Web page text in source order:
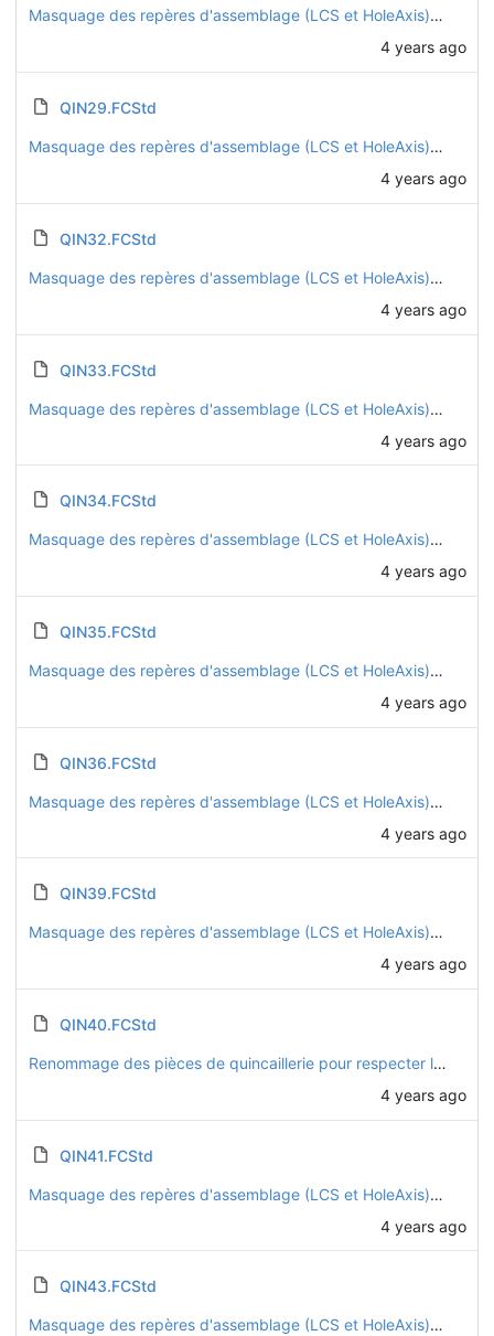
Masquage des repères d'assemblage (LCS et HoleAxis) sur toutes les pièces
4 years ago
QIN29.FCStd
Masquage des repères d'assemblage (LCS et HoleAxis) sur toutes les pièces
4 years ago
QIN32.FCStd
Masquage des repères d'assemblage (LCS et HoleAxis) sur toutes les pièces
4 years ago
QIN33.FCStd
Masquage des repères d'assemblage (LCS et HoleAxis) sur toutes les pièces
4 years ago
QIN34.FCStd
Masquage des repères d'assemblage (LCS et HoleAxis) sur toutes les pièces
4 years ago
QIN35.FCStd
Masquage des repères d'assemblage (LCS et HoleAxis) sur toutes les pièces
4 years ago
QIN36.FCStd
Masquage des repères d'assemblage (LCS et HoleAxis) sur toutes les pièces
4 years ago
QIN39.FCStd
Masquage des repères d'assemblage (LCS et HoleAxis) sur toutes les pièces
4 years ago
QIN40.FCStd
Renommage des pièces de quincaillerie pour respecter la nomenclature vhélio
4 years ago
QIN41.FCStd
Masquage des repères d'assemblage (LCS et HoleAxis) sur toutes les pièces
4 years ago
QIN43.FCStd
Masquage des repères d'assemblage (LCS et HoleAxis) sur toutes les pièces